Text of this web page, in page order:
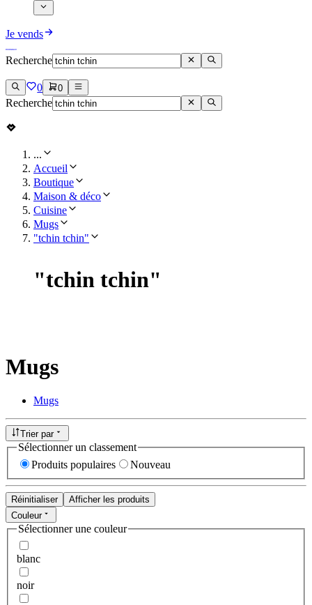
Je vends
Recherche
0 0
Recherche
...
Accueil
Boutique
Maison & déco
Cuisine
Mugs
"tchin tchin"
"tchin tchin"
Mugs
Mugs
Trier par
Sélectionner un classement
Produits populaires
Nouveau
Réinitialiser
Afficher les produits
Couleur
Sélectionner une couleur
blanc
noir